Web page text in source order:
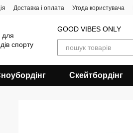
контенту
Доставка і оплата Угода користувача
GOOD VIBES ONLY
Скейтбордінг